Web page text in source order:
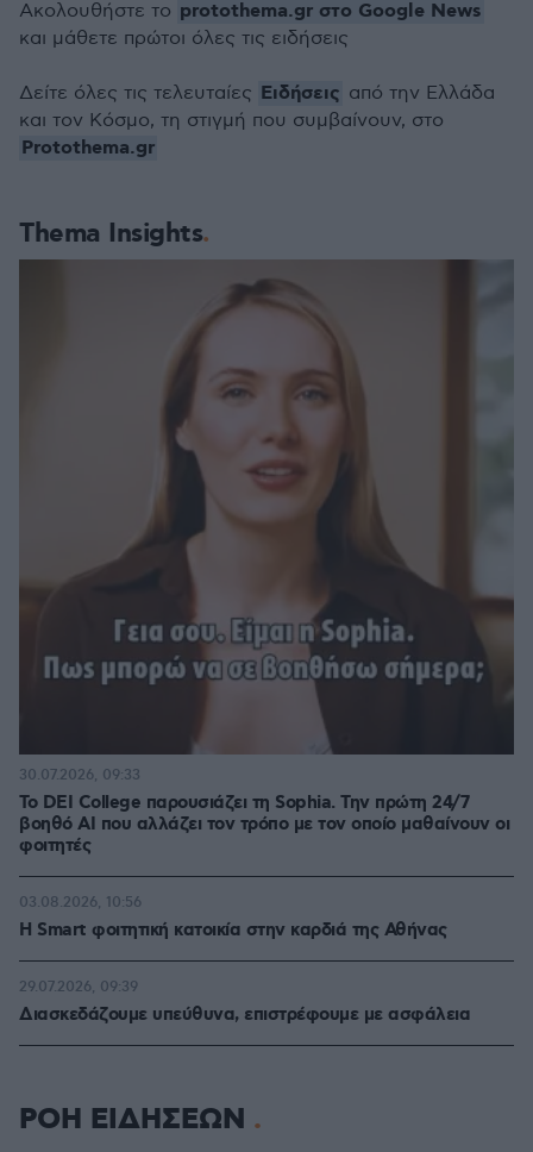
Thema Insights
Το DEI College παρουσιάζει τη Sophia. Την πρώτη 24/7
βοηθό AI που αλλάζει τον τρόπο με τον οποίο μαθαίνουν οι
φοιτητές
30.07.2026, 09:33
Η Smart φοιτητική κατοικία στην καρδιά της Αθήνας
03.08.2026, 10:56
Διασκεδάζουμε υπεύθυνα, επιστρέφουμε με ασφάλεια
29.07.2026, 09:39
Ακολουθήστε το protothema.gr στο Google News
και μάθετε πρώτοι όλες τις ειδήσεις
Δείτε όλες τις τελευταίες Ειδήσεις από την Ελλάδα
και τον Κόσμο, τη στιγμή που συμβαίνουν, στο
Protothema.gr
ΡΟΗ ΕΙΔΗΣΕΩΝ